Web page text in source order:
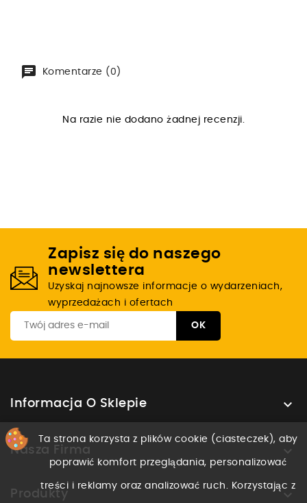
Komentarze (0)
Na razie nie dodano żadnej recenzji.
Zapisz się do naszego
newslettera
Uzyskaj najnowsze informacje o wydarzeniach,
wyprzedażach i ofertach
Informacja O Sklepie 
Nasza Firma 
Produkty 
Ta strona korzysta z plików cookie (ciasteczek), aby
poprawić komfort przeglądania, personalizować
treści i reklamy oraz analizować ruch. Korzystając z